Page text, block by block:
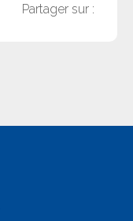
Partager sur :